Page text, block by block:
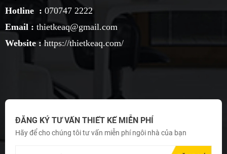
Hotline : 070747 2222
Email : thietkeaq@gmail.com
Website : https://thietkeaq.com/
ĐĂNG KÝ TƯ VẤN THIẾT KẾ MIỄN PHÍ
Hãy để cho chúng tôi tư vấn miễn phí ngôi nhà của bạn